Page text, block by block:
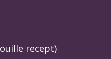
recept)